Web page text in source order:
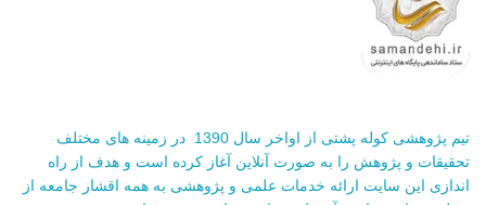
تیم پژوهشی کوله پشتی از اواخر سال 1390 در زمینه های مختلف
تحقیقات و پژوهش را به صورت آنلاین آغاز کرده است و هدف از راه
اندازی این سایت ارائه خدمات علمی و پژوهشی به همه اقشار جامعه از